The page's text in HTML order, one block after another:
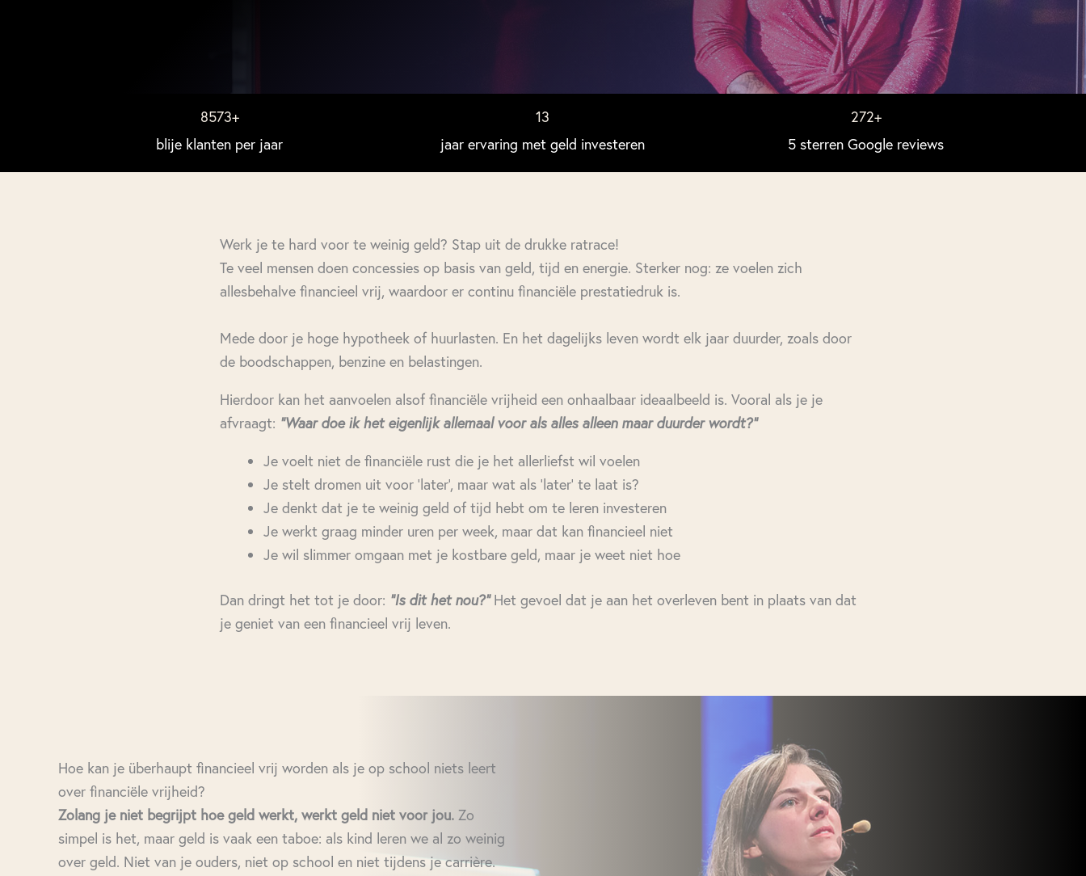
8573+
blije klanten per jaar
13
jaar ervaring met geld investeren
272+
5 sterren Google reviews
Werk je te hard voor te weinig geld? Stap uit de drukke ratrace!
Te veel mensen doen concessies op basis van geld, tijd en energie. Sterker nog: ze voelen zich
allesbehalve financieel vrij, waardoor er continu financiële prestatiedruk is.
Mede door je hoge hypotheek of huurlasten. En het dagelijks leven wordt elk jaar duurder, zoals door
de boodschappen, benzine en belastingen.
Hierdoor kan het aanvoelen alsof financiële vrijheid een onhaalbaar ideaalbeeld is. Vooral als je je
afvraagt: “Waar doe ik het eigenlijk allemaal voor als alles alleen maar duurder wordt?”
Je voelt niet de financiële rust die je het allerliefst wil voelen
Je stelt dromen uit voor ‘later’, maar wat als ‘later’ te laat is?
Je denkt dat je te weinig geld of tijd hebt om te leren investeren
Je werkt graag minder uren per week, maar dat kan financieel niet
Je wil slimmer omgaan met je kostbare geld, maar je weet niet hoe
Dan dringt het tot je door: "Is dit het nou?" Het gevoel dat je aan het overleven bent in plaats van dat
je geniet van een financieel vrij leven.
Hoe kan je überhaupt financieel vrij worden als je op school niets leert
over financiële vrijheid?
Zolang je niet begrijpt hoe geld werkt, werkt geld niet voor jou. Zo
simpel is het, maar geld is vaak een taboe: als kind leren we al zo weinig
over geld. Niet van je ouders, niet op school en niet tijdens je carrière.